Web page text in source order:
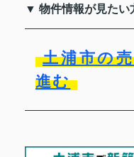
▼ 物件情報が見たい
土浦市の
進む